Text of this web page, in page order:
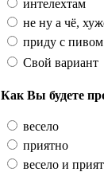
интелехтам
не ну а чё,
приду с пивом
Свой вариант
Как Вы будете
весело
приятно
весело и